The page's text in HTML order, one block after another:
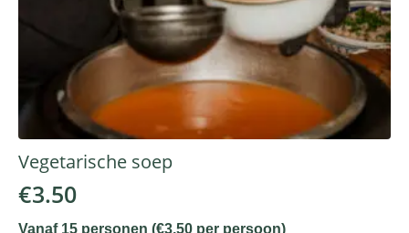
Vegetarische soep
€3.50
Vanaf 15 personen (€3,50 per persoon)